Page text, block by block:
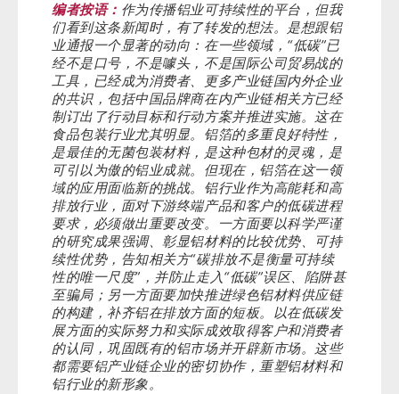
编者按语： 作为传播铝业可持续性的平台，但我
们看到这条新闻时，有了转发的想法。是想跟铝
业通报一个显著的动向：在一些领域，“低碳”已
经不是口号，不是噱头，不是国际公司贸易战的
工具，已经成为消费者、更多产业链国内外企业
的共识，包括中国品牌商在内产业链相关方已经
制订出了行动目标和行动方案并推进实施。这在
食品包装行业尤其明显。铝箔的多重良好特性，
是最佳的无菌包装材料，是这种包材的灵魂，是
可引以为傲的铝业成就。但现在，铝箔在这一领
域的应用面临新的挑战。铝行业作为高能耗和高
排放行业，面对下游终端产品和客户的低碳进程
要求，必须做出重要改变。一方面要以科学严谨
的研究成果强调、彰显铝材料的比较优势、可持
续性优势，告知相关方“碳排放不是衡量可持续
性的唯一尺度”，并防止走入“低碳”误区、陷阱甚
至骗局；另一方面要加快推进绿色铝材料供应链
的构建，补齐铝在排放方面的短板。以在低碳发
展方面的实际努力和实际成效取得客户和消费者
的认同，巩固既有的铝市场并开辟新市场。这些
都需要铝产业链企业的密切协作，重塑铝材料和
铝行业的新形象。